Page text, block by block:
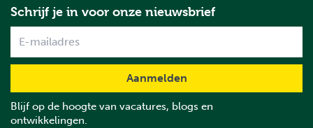
Schrijf je in voor onze nieuwsbrief
Blijf op de hoogte van vacatures, blogs en
ontwikkelingen.